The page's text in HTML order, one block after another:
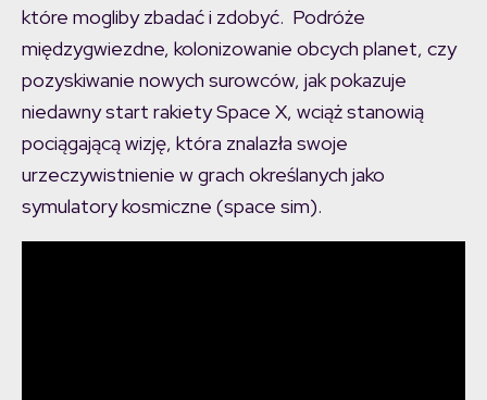
które mogliby zbadać i zdobyć. Podróże
międzygwiezdne, kolonizowanie obcych planet, czy
pozyskiwanie nowych surowców, jak pokazuje
niedawny start rakiety Space X, wciąż stanowią
pociągającą wizję, która znalazła swoje
urzeczywistnienie w grach określanych jako
symulatory kosmiczne (space sim).